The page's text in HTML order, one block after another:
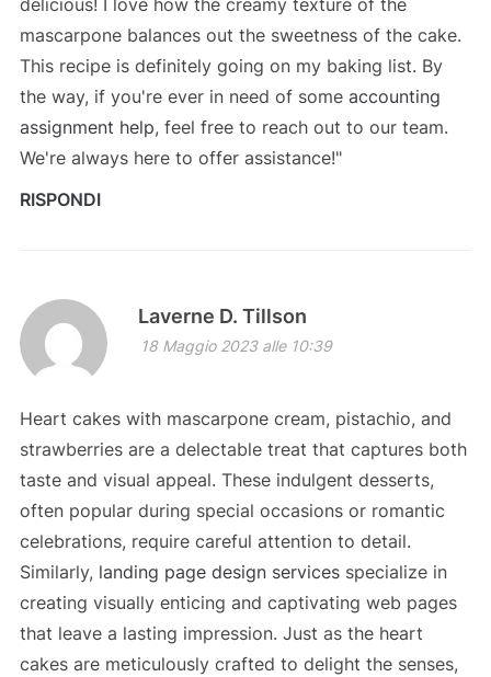
mascarpone balances out the sweetness of the cake.
This recipe is definitely going on my baking list. By
the way, if you're ever in need of some accounting
assignment help, feel free to reach out to our team.
We're always here to offer assistance!"
RISPONDI
Laverne D. Tillson
18 Maggio 2023 alle 10:39
Heart cakes with mascarpone cream, pistachio, and
strawberries are a delectable treat that captures both
taste and visual appeal. These indulgent desserts,
often popular during special occasions or romantic
celebrations, require careful attention to detail.
Similarly, landing page design servicesspecialize in
creating visually enticing and captivating web pages
that leave a lasting impression. Just as the heart
cakes are meticulously crafted to delight the senses,